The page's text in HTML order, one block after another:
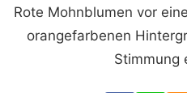
Rote Mohnblumen vor
orangefarbenen
Stimmung